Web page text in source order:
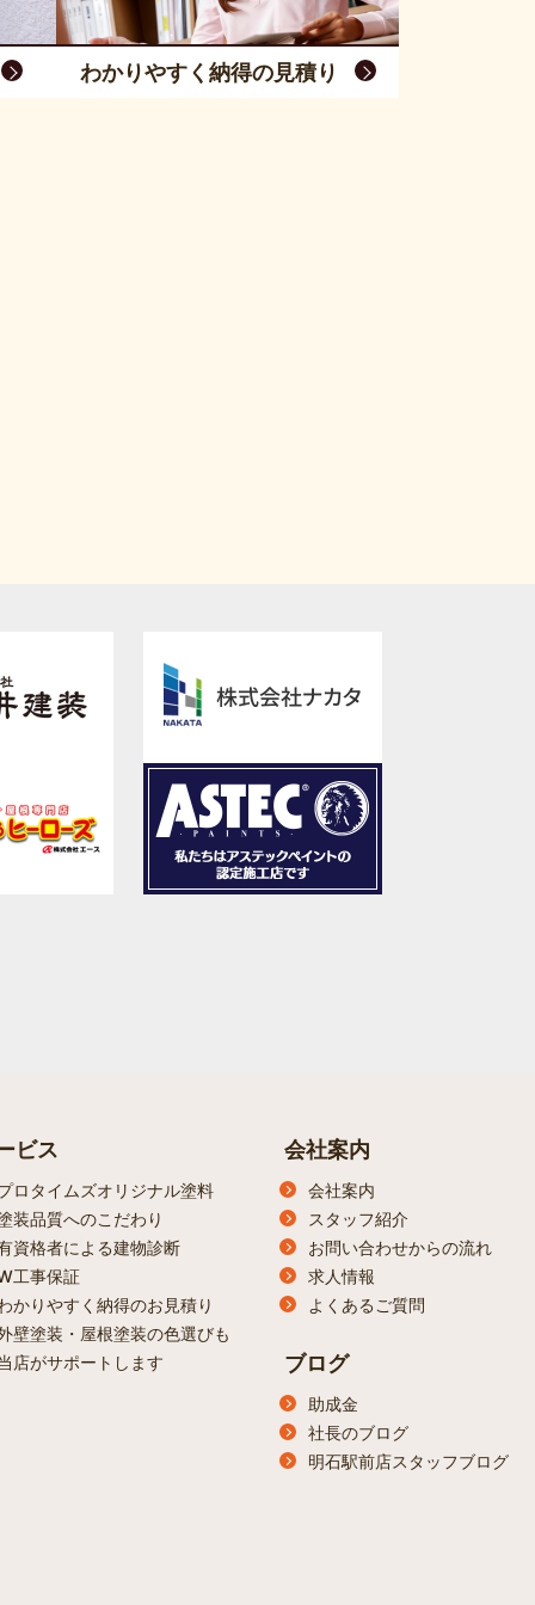
わかりやすく納得の見積り
ビス
ロタイムズオリジナル塗料
装品質へのこだわり
資格者による建物診断
工事保証
かりやすく納得のお見積り
壁塗装・屋根塗装の色選びも
店がサポートします
会社案内
会社案内
スタッフ紹介
お問い合わせからの流れ
求人情報
よくあるご質問
ブログ
助成金
社長のブログ
明石駅前店スタッフブログ